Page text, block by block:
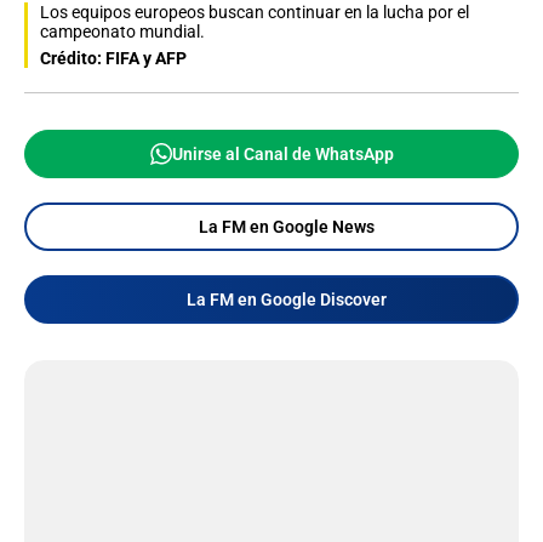
Los equipos europeos buscan continuar en la lucha por el
campeonato mundial.
Crédito: FIFA y AFP
Unirse al Canal de WhatsApp
La FM en Google News
La FM en Google Discover